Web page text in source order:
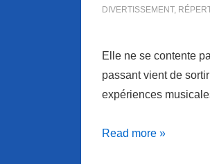
DIVERTISSEMENT,
Elle ne se contente
passant vient de
expériences
Coup
Read more »